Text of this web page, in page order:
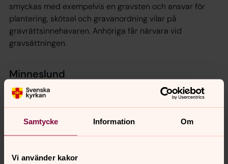
Samtycke Information Om
Vi använder kakor
smyckas med exempelvis en gravsten och ansvar för
plantering, skötsel och gravanordning vilar på
gravrättsinnehavaren. Anhöriga får närvara vid
gravsättningen.
Minneslund
Minneslunden är avsedd för ett gravskick av kollektiv
och anonym karaktär där avlidnas aska grävs ned inom
Enskilda gravvårdar och planteringar förekommer inte.
Askgravplats